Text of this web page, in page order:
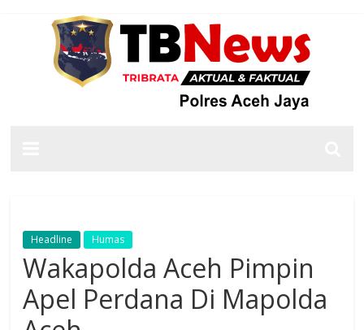
Headline Humas
Wakapolda Aceh Pimpin
Apel Perdana Di Mapolda